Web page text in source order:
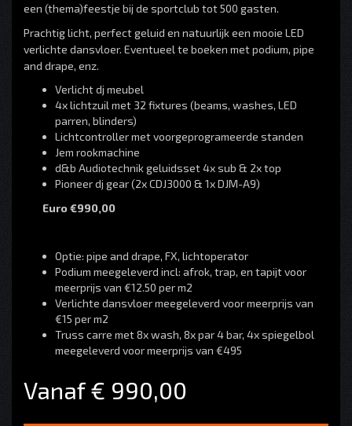
een (thema)feestje bij de sportclub tot 500 gasten.
Prachtig licht, perfect geluid en natuurlijk een mooie LED
verlichte dansvloer. Eventueel te boeken met podium, pipe
and drape, enz.
Verlicht dj meubel
4x lichtzuil met 32 fixtures (beams, washes, LED
parren, blinders)
Lichtcontroller met voorgeprogrameerde standen
Jem rookmachine
d&b Audiotechnik geluidsset 4x sub & 2x top
Pioneer dj gear (2x CDJ3000 & 1x DJM-A9)
Euro €990,00
Optie: pipe and drape, FX, lichtoperator
Podium meegeleverd incl: afrok, trap, en tapijt voor
meerprijs van €12.50 per m2
Verlichte dansvloer meegeleverd voor meerprijs van
€15 per m2
Truss carre met 8x wash, 8x par 4 bar, 4x spiegelbol
meegeleverd voor meerprijs van €495
Vanaf € 990,00